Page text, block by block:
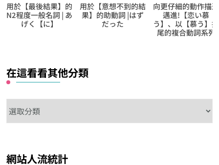
用於【最後結果】的
N2程度一般名詞 | あ
げく【に】
用於【意想不到的結
果】的助動詞 |はず
だった
向更仔細的動作描述
邁進!【恋い慕
う】、以【慕う】接
尾的複合動詞系列
在這看看其他分類
這
其
網站人流統計